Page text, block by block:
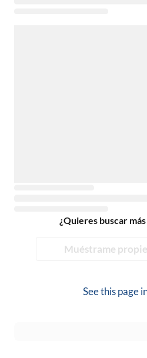
¿Quieres buscar
Muéstrame
See this page